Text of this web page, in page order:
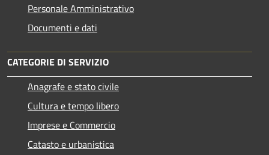
Personale Amministrativo
Documenti e dati
CATEGORIE DI SERVIZIO
Anagrafe e stato civile
Cultura e tempo libero
Imprese e Commercio
Catasto e urbanistica